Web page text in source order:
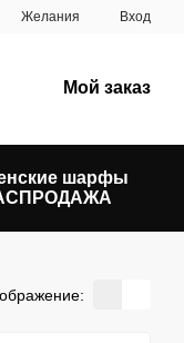
Желания Вход
Мой заказ
шарфы